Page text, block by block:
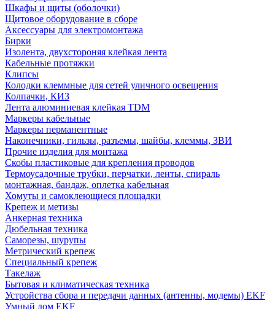
Шкафы и щиты (оболочки)
Щитовое оборудование в сборе
Аксессуары для электромонтажа
Бирки
Изолента, двухстороняя клейкая лента
Кабельные протяжки
Клипсы
Колодки клеммные для сетей уличного освещения
Колпачки, КИЗ
Лента алюминиевая клейкая TDM
Маркеры кабельные
Маркеры перманентные
Наконечники, гильзы, разъемы, шайбы, клеммы, ЗВИ
Прочие изделия для монтажа
Скобы пластиковые для крепления проводов
Термоусадочные трубки, перчатки, ленты, спираль
монтажная, бандаж, оплетка кабельная
Хомуты и самоклеющиеся площадки
Крепеж и метизы
Анкерная техника
Дюбельная техника
Саморезы, шурупы
Метрический крепеж
Специальный крепеж
Такелаж
Бытовая и климатическая техника
Устройства сбора и передачи данных (антенны, модемы) EKF
Умный дом EKF